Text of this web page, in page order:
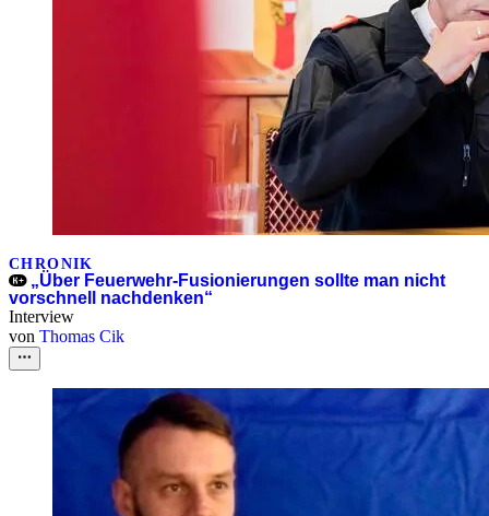
CHRONIK
„Über Feuerwehr-Fusionierungen sollte man nicht
vorschnell nachdenken“
Interview
von Thomas Cik